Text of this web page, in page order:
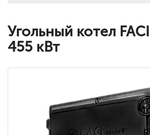
Угольный котел
455 кВт